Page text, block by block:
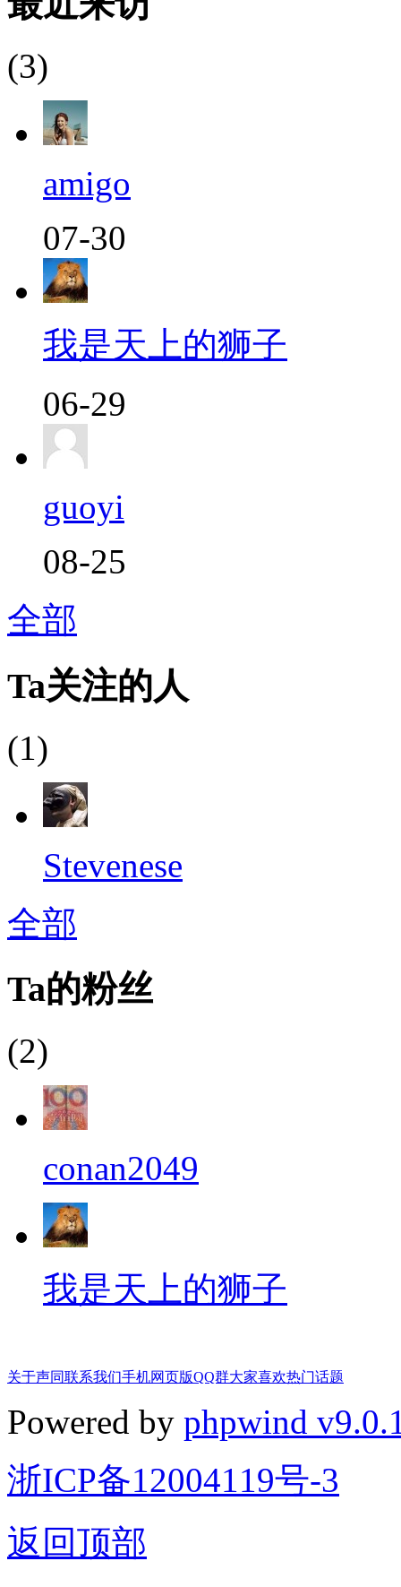
(3)
amigo
07-30
我是天上的狮子
06-29
guoyi
08-25
全部
Ta关注的人
(1)
Stevenese
全部
Ta的粉丝
(2)
conan2049
我是天上的狮子
关于声同联系我们手机网页版QQ群大家喜欢热门话题
Powered by phpwind
浙ICP备12004119号-3
返回顶部